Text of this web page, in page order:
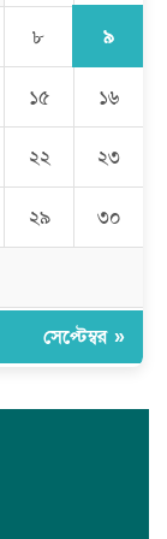
জামাতে পুরো গ্রাম
বিতরণ ও বালিকা
৮ ৯
১৫ ১৬
২২ ২৩
২৯ ৩০
সেপ্টেম্বর »